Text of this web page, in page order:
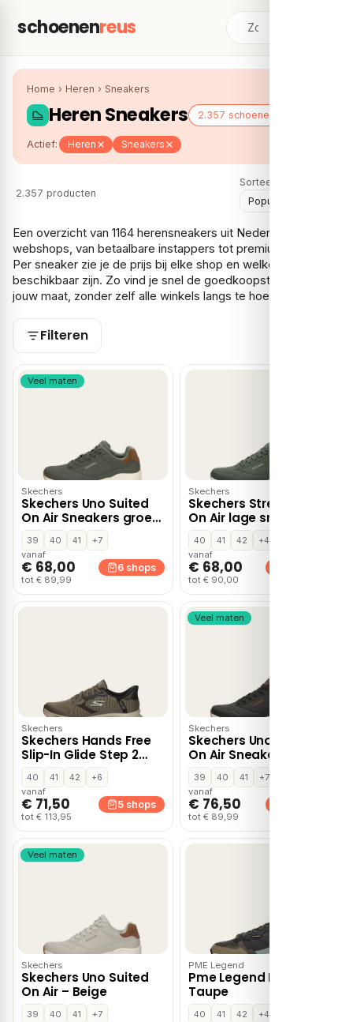
schoenenreus
Home › Heren › Sneakers
Heren Sneakers 2.357 schoenen
Actief: Heren Sneakers
2.357 producten
Sorteer:
Een overzicht van 1164 herensneakers uit Nederlandse
webshops, van betaalbare instappers tot premium modellen.
Per sneaker zie je de prijs bij elke shop en welke maten nog
beschikbaar zijn. Zo vind je snel de goedkoopste optie in
jouw maat, zonder zelf alle winkels langs te hoeven.
Filteren
Veel maten
Skechers
Skechers Uno Suited
On Air Sneakers groen
Suede
39 40 41
+7
vanaf
€ 68,00
tot € 89,99
6 shops
Skechers
Skechers Street Stand
On Air lage sneakers –
Groen
40 41 42
+4
vanaf
€ 68,00
tot € 90,00
Skechers
Skechers Hands Free
Slip-In Glide Step 2
lage sneakers – Bruin
40 41 42
+6
vanaf
€ 71,50
tot € 113,95
5 shops
Veel maten
Skechers
Skechers Uno Suited
On Air Sneakers zwart
39 40 41
+7
vanaf
€ 76,50
tot € 89,99
Veel maten
Skechers
Skechers Uno Suited
On Air – Beige
39 40 41
+7
PME Legend
Pme Legend Notcher –
Taupe
40 41 42
+4